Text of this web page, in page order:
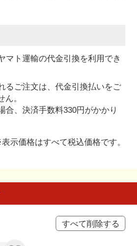
マト運輸の代金引換を利用でき
るご注文は、代金引換払いをご
ん。
合、決済手数料330円がかかり
示価格はすべて税込価格です。
すべて削除する